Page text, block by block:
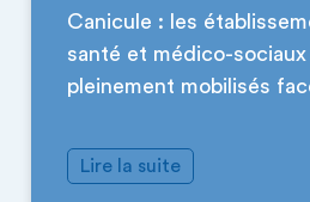
Canicule : les
santé et médico-
pleinement mobilisés
Lire la suite